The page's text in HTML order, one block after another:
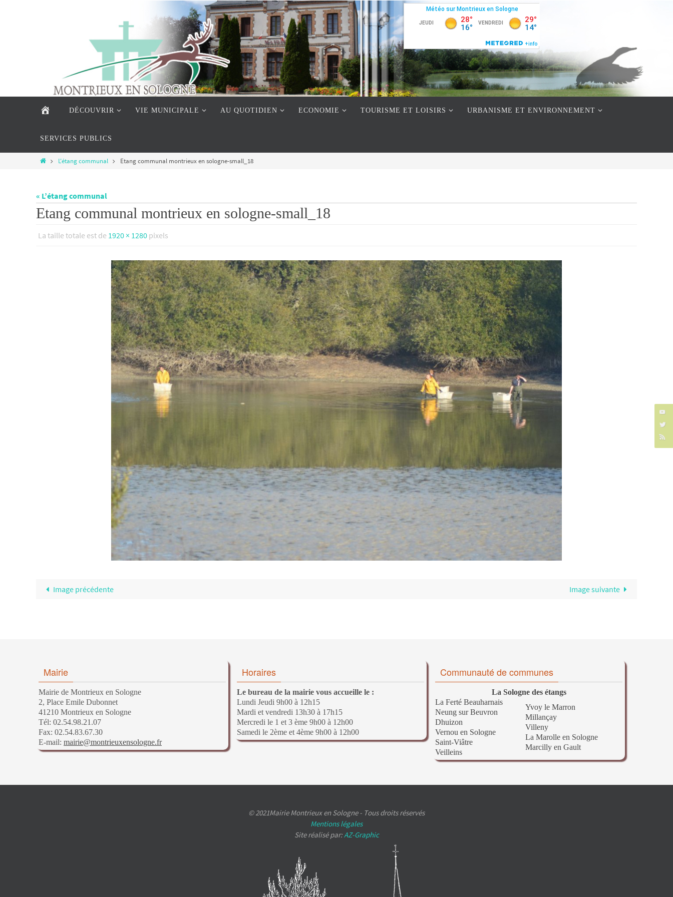
ACCUEILDÉCOUVRIR VIE MUNICIPALE AU QUOTIDIEN ECONOMIE TOURISME ET LOISIRS URBANISME ET ENVIRONNEMENT
SERVICES PUBLICS
HomeL'étang communal Etang communal montrieux en sologne-small_18
« L’étang communal
Etang communal montrieux en sologne-small_18
La taille totale est de 1920 × 1280 pixels
Image précédente Image suivante
Mairie
Mairie de Montrieux en Sologne
2, Place Emile Dubonnet
41210 Montrieux en Sologne
Tél: 02.54.98.21.07
Fax: 02.54.83.67.30
E-mail: mairie@montrieuxensologne.fr
Horaires
Le bureau de la mairie vous accueille le :
Lundi Jeudi 9h00 à 12h15
Mardi et vendredi 13h30 à 17h15
Mercredi le 1 et 3 ème 9h00 à 12h00
Samedi le 2ème et 4ème 9h00 à 12h00
Communauté de communes
La Sologne des étangs
La Ferté Beauharnais
Neung sur Beuvron
Dhuizon
Vernou en Sologne
Saint-Viâtre
Veilleins
Yvoy le Marron
Millançay
Villeny
La Marolle en Sologne
Marcilly en Gault
© 2021Mairie Montrieux en Sologne - Tous droits réservés
Mentions légales
Site réalisé par:AZ-Graphic